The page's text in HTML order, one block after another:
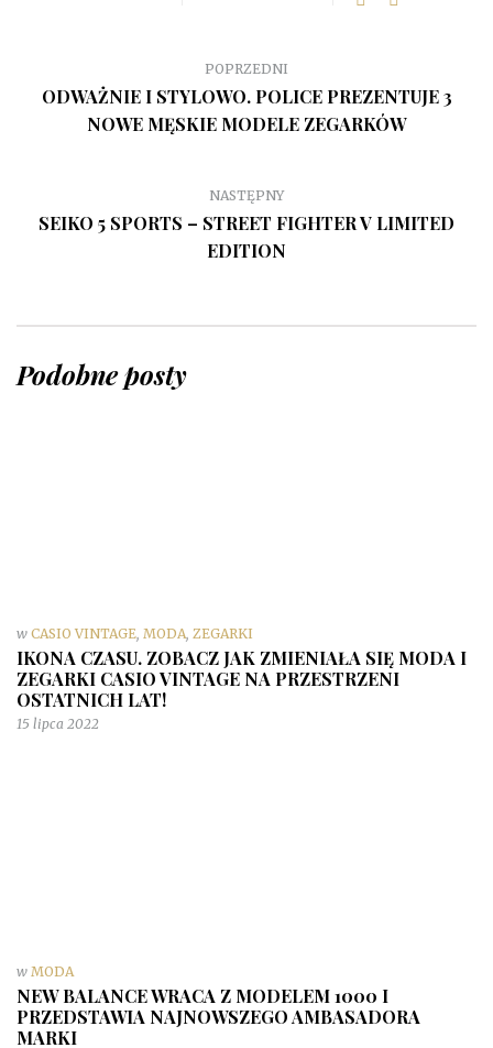
POPRZEDNI
ODWAŻNIE I STYLOWO. POLICE PREZENTUJE 3
NOWE MĘSKIE MODELE ZEGARKÓW
NASTĘPNY
SEIKO 5 SPORTS – STREET FIGHTER V LIMITED
EDITION
Podobne posty
w CASIO VINTAGE MODA ZEGARKI
IKONA CZASU. ZOBACZ JAK ZMIENIAŁA SIĘ MODA I
ZEGARKI CASIO VINTAGE NA PRZESTRZENI
OSTATNICH LAT!
15 lipca 2022
w MODA
NEW BALANCE WRACA Z MODELEM 1000 I
PRZEDSTAWIA NAJNOWSZEGO AMBASADORA
MARKI